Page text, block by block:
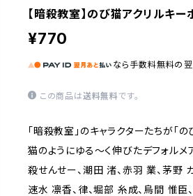
【暗殺教室】のび猫アクリルキー
¥770
なら 手数料無料の
この商品は送料無料です。
「暗殺教室」のキャラクターたちが「の
猫のようにゆる〜く伸びたデフォルメ
殺せんせー、潮田 渚、赤羽 業、茅野
速水 凛香、律、堀部 糸成、烏間 惟臣、